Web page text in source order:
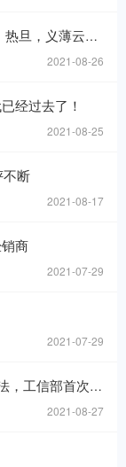
云天的带头大哥
2021-08-26
经过去了！
2021-08-25
不断
2021-08-17
商
2021-07-29
2021-07-29
国汽车产业发展年报
2021-08-27